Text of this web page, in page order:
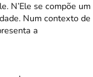
N’Ele se compõe um
Num contexto de
a